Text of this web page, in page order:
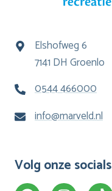
Elshofweg 6
7141 DH Groenlo
0544 466000
info@marveld.nl
Volg onze socials